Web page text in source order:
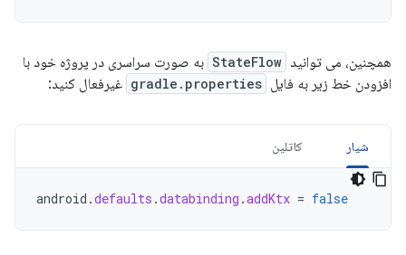
همچنین، می توانید StateFlow به صورت سراسری در پروژه خود با
افزودن خط زیر به فایل gradle.properties غیرفعال کنید:
شیار کاتلین
android .defaults .databinding .addKtx = false